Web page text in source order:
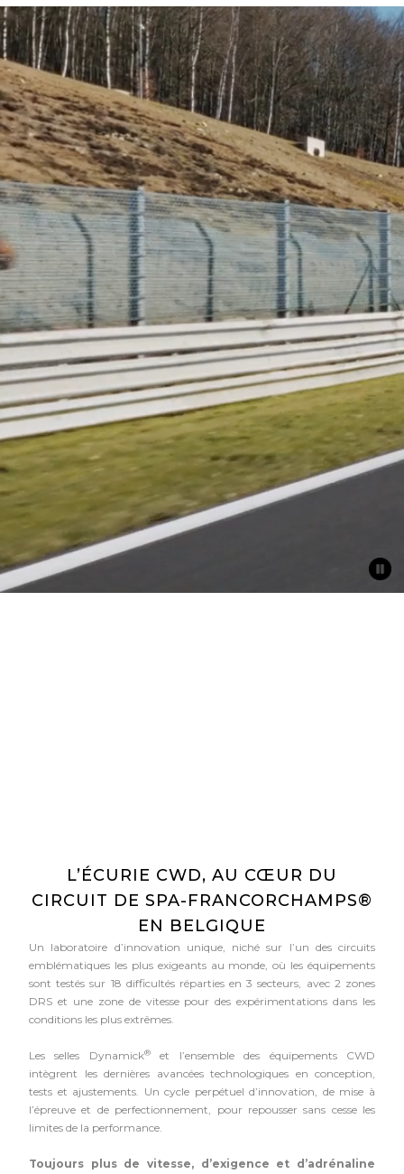
L’ÉCURIE CWD, AU CŒUR DU
CIRCUIT DE SPA-FRANCORCHAMPS®
EN BELGIQUE
Un laboratoire d’innovation unique, niché sur l’un des circuits
emblématiques les plus exigeants au monde, où les équipements
sont testés sur 18 difficultés réparties en 3 secteurs, avec 2 zones
DRS et une zone de vitesse pour des expérimentations dans les
conditions les plus extrêmes.
Les selles Dynamick®et l’ensemble des équipements CWD
intègrent les dernières avancées technologiques en conception,
tests et ajustements. Un cycle perpétuel d’innovation, de mise à
l’épreuve et de perfectionnement, pour repousser sans cesse les
limites de la performance.
Toujours plus de vitesse, d’exigence et d’adrénaline